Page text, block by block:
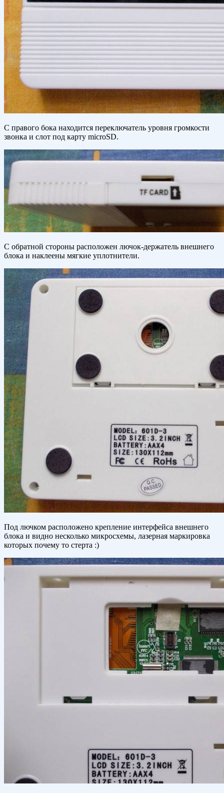
С правого бока находится переключатель уровня громкости
звонка и слот под карту microSD.
С обратной стороны расположен лючок-держатель внешнего
блока и наклеены мягкие уплотнители.
Под лючком расположено крепление интерфейса внешнего
блока и видно несколько микросхемы, лазерная маркировка
которых почему то стерта :)